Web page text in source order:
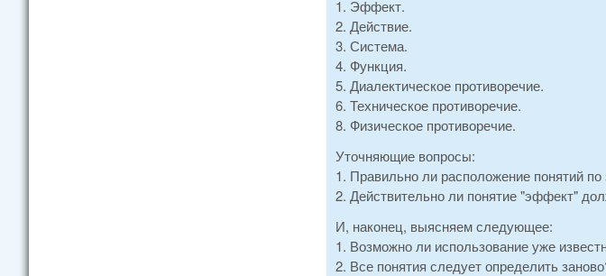
1. Эффект.
2. Действие.
3. Система.
4. Функция.
5. Диалектическое противоречие.
6. Техническое противоречие.
8. Физическое противоречие.
Уточняющие вопросы:
1. Правильно ли расположение понятий
2. Действительно ли понятие "эффект"
И, наконец, выясняем следующее:
1. Возможно ли использование уже
2. Все понятия следует определить